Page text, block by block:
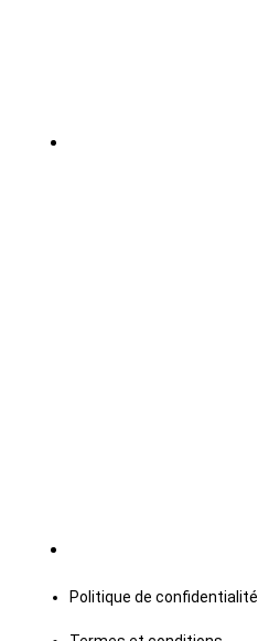
Politique de confidentialité